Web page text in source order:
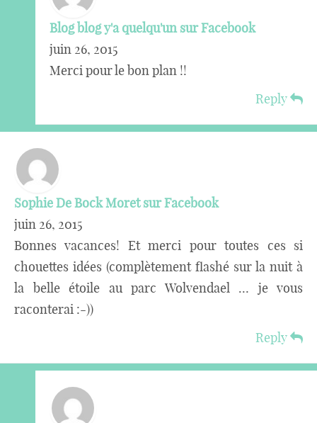
Blog blog y'a quelqu'un sur Facebook
juin 26, 2015
Merci pour le bon plan !!
Reply
Sophie De Bock Moret sur Facebook
juin 26, 2015
Bonnes vacances! Et merci pour toutes ces si
chouettes idées (complètement flashé sur la nuit à
la belle étoile au parc Wolvendael … je vous
raconterai :-))
Reply